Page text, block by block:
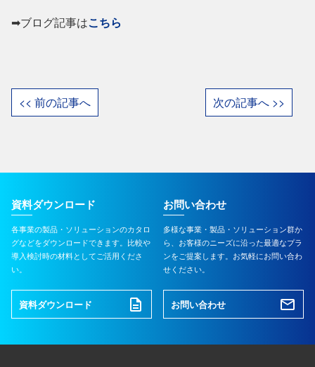
➡ブログ記事はこちら
<< 前の記事へ 次の記事へ >>
資料ダウンロード
各事業の製品・ソリューションのカタロ
グなどをダウンロードできます。比較や
導入検討時の材料としてご活用くださ
い。
資料ダウンロード
お問い合わせ
多様な事業・製品・ソリューション群か
ら、お客様のニーズに沿った最適なプラ
ンをご提案します。お気軽にお問い合わ
せください。
お問い合わせ